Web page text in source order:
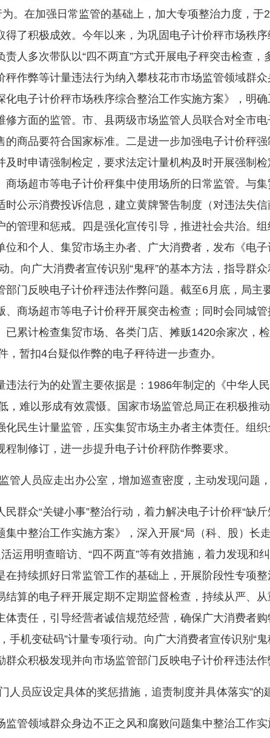
为。在加强日常监管的基础上，加大专项整治力度，
得了积极成效。今年以来，为巩固电子计价秤市场秩
人多次带队以“四不两直”方式开展电子秤突击检查
秤作弊等计量违法行为纳入攀枝花市市场监管领域群
化电子计价秤市场秩序综合整治工作实施方案》，明
修方面的监管。市、县两级市场监管人员联合对全市
的商品要符合国家标准。二是进一步加强电子计价秤
及时申请强制检定，要求法定计量机构及时开展强制
商场超市等电子计价秤集中使用场所的日常监管。与
时公示消费投诉信息，建立黄牌警告制度（对违法失
的管理和惩戒。四是强化宣传引导，推进社会共治。
和个人、集贸市场主办者、广大消费者，发布《电
。向广大消费者宣传识别“鬼秤”的基本方法，指导群
部门反映电子计价秤违法作弊问题。截至6月底，局
、商场超市等电子计价秤开展突击检查；同时会同城
已累计检查集贸市场、各类门店、摊贩1420余家次，
，暂扣4台疑似作弊的电子秤待进一步查办。
行为的处置主要依据是：1986年制定的《中华人民
，难以形成有效震慑。国家市场监管总局正在积极推
化民生计量监管，压实集贸市场主办者主体责任。组
制修订，进一步提升电子计价秤防作弊要求。
人员应走出办公室，增加巡查密度，主动发现问题
众“关键小事”整治行动，着力解决电子计价秤“缺
集中整治工作实施方案》，深入开展“局（科、股）长
运用明查暗访、“四不两直”等有效措施，着力发现和
在持续抓好日常监管工作的基础上，开展阶段性专项
结算的电子秤开展定期不定期监督检查，持续从严、
体责任，引导经营者诚信规范经营，确保广大消费者
手机变砝码”计量专项行动。向广大消费者宣传识别“
众积极发现并向市场监管部门反映电子计价秤违法作
员应设定具体的奖惩措施，追责制度并具体落实”
领域群众身边不正之风和腐败问题集中整治工作实